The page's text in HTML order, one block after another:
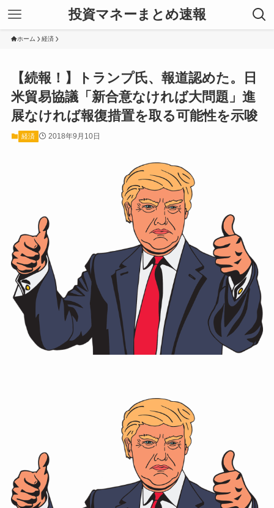
投資マネーまとめ速報
ホーム 経済
【続報！】トランプ氏、報道認めた。日
米貿易協議「新合意なければ大問題」進
展なければ報復措置を取る可能性を示唆
経済 2018年9月10日